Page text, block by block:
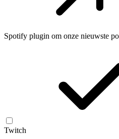
Spotify plugin om onze nieuwste
Twitch